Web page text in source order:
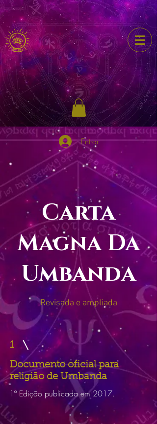
Entrar
Carta
Magna Da
Umbanda
Revisada e ampliada
1
Documento oficial para
religião de Umbanda
1º Edição publicada em 2017.